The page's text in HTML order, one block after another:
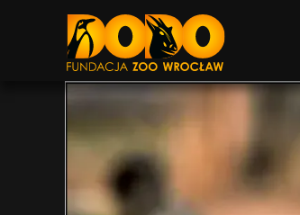
DODO - FUNDACJA ZOO WROCŁAW